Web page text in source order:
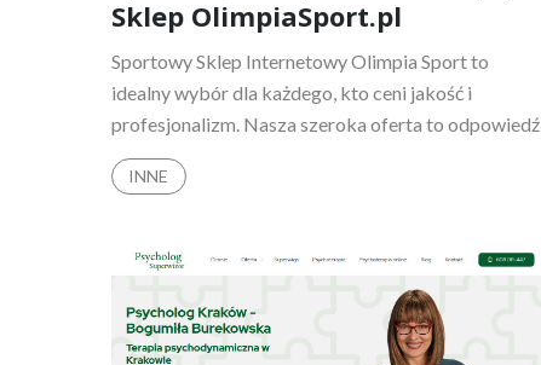
Sklep OlimpiaSport.pl
Sportowy Sklep Internetowy Olimpia Sport to
idealny wybór dla każdego, kto ceni jakość i
profesjonalizm. Nasza szeroka oferta to odpowiedź
INNE